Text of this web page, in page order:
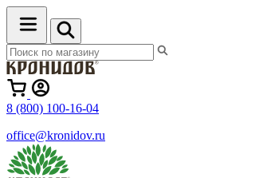
8 (800) 100-16-04
office@kronidov.ru